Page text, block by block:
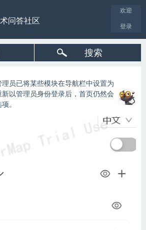
欢迎
登录
问答社区
搜索
员已将某些模块在导航栏中设置为
以管理员身份登录后，首页仍然会
。